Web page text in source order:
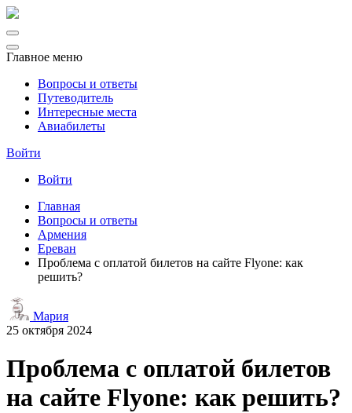
Главное меню
Вопросы и ответы
Путеводитель
Интересные места
Авиабилеты
Войти
Войти
Главная
Вопросы и ответы
Армения
Ереван
Проблема с оплатой билетов на сайте Flyone: как
решить?
Мария
25 октября 2024
Проблема с оплатой билетов
на сайте Flyone: как решить?